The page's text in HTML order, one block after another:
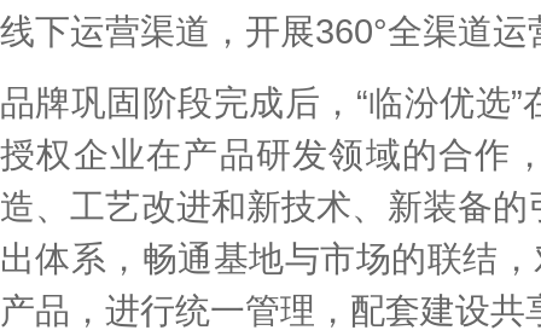
线下运营渠道，开展360°全渠道
品牌巩固阶段完成后，“临汾优选
授权企业在产品研发领域的合作
造、工艺改进和新技术、新装备
出体系，畅通基地与市场的联结
产品，进行统一管理，配套建设共